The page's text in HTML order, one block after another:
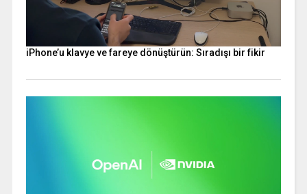
iPhone’u klavye ve fareye dönüştürün: Sıradışı bir fikir